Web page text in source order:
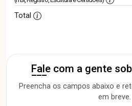
Total
Fale com a gente
Preencha os campos abaixo e
em breve.